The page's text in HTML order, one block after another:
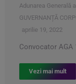
Adunarea Generală
GUVERNANȚĂ
aprilie 19, 2022
Convocator AGA
Vezi mai mult